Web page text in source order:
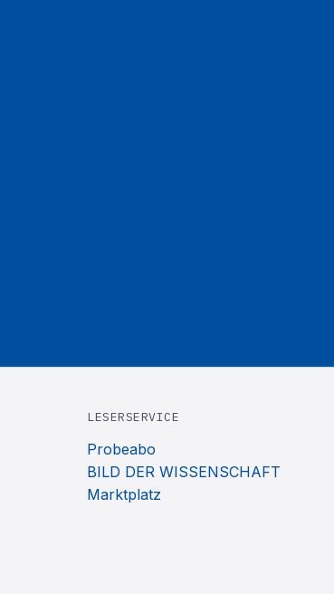
LESERSERVICE
Probeabo
BILD DER WISSENSCHAFT
Marktplatz